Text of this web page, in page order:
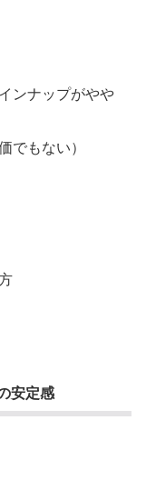
ンナップがやや
でもない）
安定感